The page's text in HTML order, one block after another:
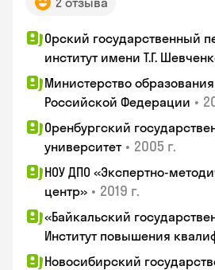
Орский государственный
институт имени Т.Г.
Министерство
Российской Федерации •
Оренбургский
университет • 2005 г.
НОУ ДПО «Экспертно-
центр» • 2019 г.
«Байкальский
Институт повышения
Новосибирский